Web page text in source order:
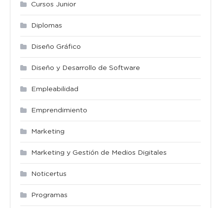
Cursos Junior
Diplomas
Diseño Gráfico
Diseño y Desarrollo de Software
Empleabilidad
Emprendimiento
Marketing
Marketing y Gestión de Medios Digitales
Noticertus
Programas